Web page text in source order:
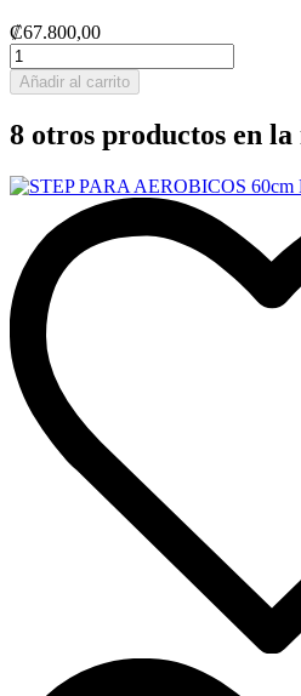
₡67.800,00
Añadir al carrito
8 otros productos en